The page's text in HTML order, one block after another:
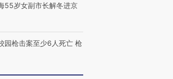
55岁女副市长解冬进京
园枪击案至少6人死亡 枪